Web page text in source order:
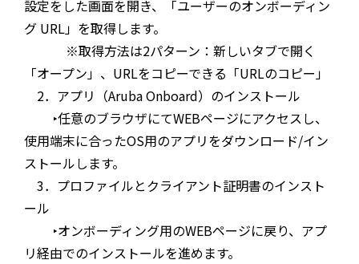
設定をした画面を開き、「ユーザーのオンボーディン
グ URL」を取得します。
※取得方法は2パターン：新しいタブで開く
「オープン」、URLをコピーできる「URLのコピー」
2．アプリ（Aruba Onboard）のインストール
‣任意のブラウザにてWEBページにアクセスし、
使用端末に合ったOS用のアプリをダウンロード/イン
ストールします。
3．プロファイルとクライアント証明書のインスト
ール
‣オンボーディング用のWEBページに戻り、アプ
リ経由でのインストールを進めます。